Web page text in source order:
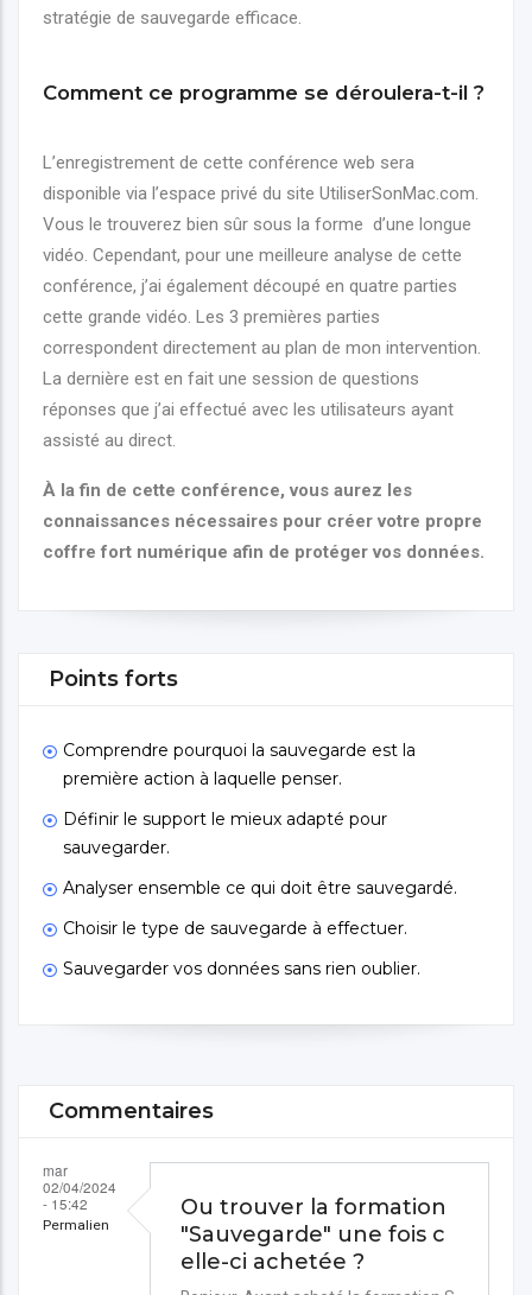
stratégie de sauvegarde efficace.
Comment ce programme se déroulera-t-il ?
L’enregistrement de cette conférence web sera
disponible via l’espace privé du site UtiliserSonMac.com.
Vous le trouverez bien sûr sous la forme d’une longue
vidéo. Cependant, pour une meilleure analyse de cette
conférence, j’ai également découpé en quatre parties
cette grande vidéo. Les 3 premières parties
correspondent directement au plan de mon intervention.
La dernière est en fait une session de questions
réponses que j’ai effectué avec les utilisateurs ayant
assisté au direct.
À la fin de cette conférence, vous aurez les
connaissances nécessaires pour créer votre propre
coffre fort numérique afin de protéger vos données.
Points forts
Comprendre pourquoi la sauvegarde est la
première action à laquelle penser.
Définir le support le mieux adapté pour
sauvegarder.
Analyser ensemble ce qui doit être sauvegardé.
Choisir le type de sauvegarde à effectuer.
Sauvegarder vos données sans rien oublier.
Commentaires
mar
02/04/2024
- 15:42
Permalien
Ou trouver la formation
"Sauvegarde" une fois c
elle-ci achetée ?